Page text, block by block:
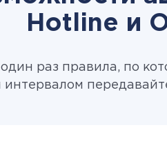
Hotline и
раз правила, по